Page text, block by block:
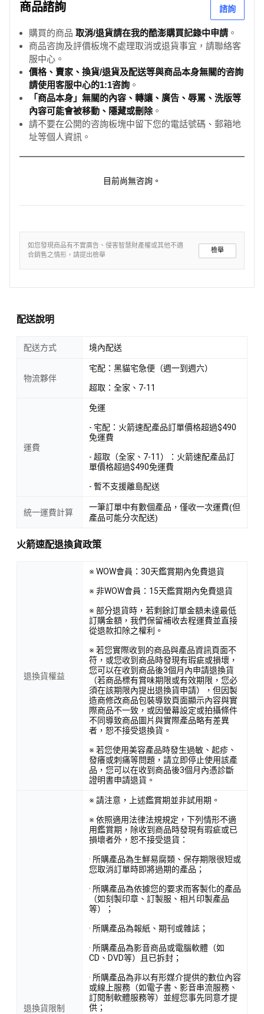
商品諮詢 諮詢
購買的商品 取消/退貨請在我的酷澎購買記錄中申請 。
商品咨詢及評價板塊不處理取消或退貨事宜，請聯絡客
服中心。
價格、賣家、換貨/退貨及配送等與商品本身無關的咨詢
請使用客服中心的1:1咨詢 。
「商品本身」無關的內容、轉讓、廣告、辱罵、洗版等
內容可能會被移動、隱藏或刪除。
請不要在公開的咨詢板塊中留下您的電話號碼、郵箱地
址等個人資訊。
目前尚無咨詢。
如您發現商品有不實廣告、侵害智慧財產權或其他不適
合銷售之情形，請提出檢舉
檢舉
配送說明
配送方式 境內配送
物流夥伴
宅配：黑貓宅急便（週一到週六）
超取：全家、7-11
運費
免運
- 宅配：火箭速配產品訂單價格超過$490
免運費
- 超取（全家、7-11）：火箭速配產品訂
單價格超過$490免運費
- 暫不支援離島配送
統一運費計算
一筆訂單中有數個產品，僅收一次運費(但
產品可能分次配送)
火箭速配退換貨政策
退換貨權益
※ WOW會員：30天鑑賞期內免費退貨
※ 非WOW會員：15天鑑賞期內免費退貨
※ 部分退貨時，若剩餘訂單金額未達最低
訂購金額，我們保留補收去程運費並直接
從退款扣除之權利。
※ 若您實際收到的商品與產品資訊頁面不
符，或您收到商品時發現有瑕疵或損壞，
您可以在收到商品後3個月內申請退換貨
（若商品標有賞味期限或有效期限，您必
須在該期限內提出退換貨申請），但因製
造商修改商品包裝導致頁面顯示內容與實
際商品不一致，或因螢幕設定或拍攝條件
不同導致商品圖片與實際產品略有差異
者，恕不接受退換貨。
※ 若您使用美容產品時發生過敏、起疹、
發癢或刺痛等問題，請立即停止使用該產
品，您可以在收到商品後3個月內憑診斷
證明書申請退貨。
退換貨限制
※ 請注意，上述鑑賞期並非試用期。
※ 依照適用法律法規規定，下列情形不適
用鑑賞期，除收到商品時發現有瑕疵或已
損壞者外，恕不接受退貨：
· 所購產品為生鮮易腐類、保存期限很短或
您取消訂單時即將過期的產品；
· 所購產品為依據您的要求而客製化的產品
（如刻製印章、訂製服、相片印製產品
等）；
· 所購產品為報紙、期刊或雜誌；
· 所購產品為影音商品或電腦軟體（如
CD、DVD等）且已拆封；
· 所購產品為非以有形媒介提供的數位內容
或線上服務（如電子書、影音串流服務、
訂閱制軟體服務等）並經您事先同意才提
供；